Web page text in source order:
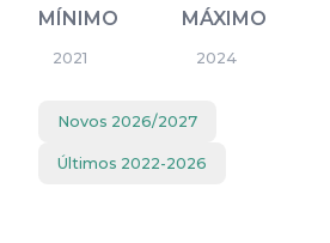
MÍNIMO MÁXIMO
Novos 2026/2027
Últimos 2022-2026